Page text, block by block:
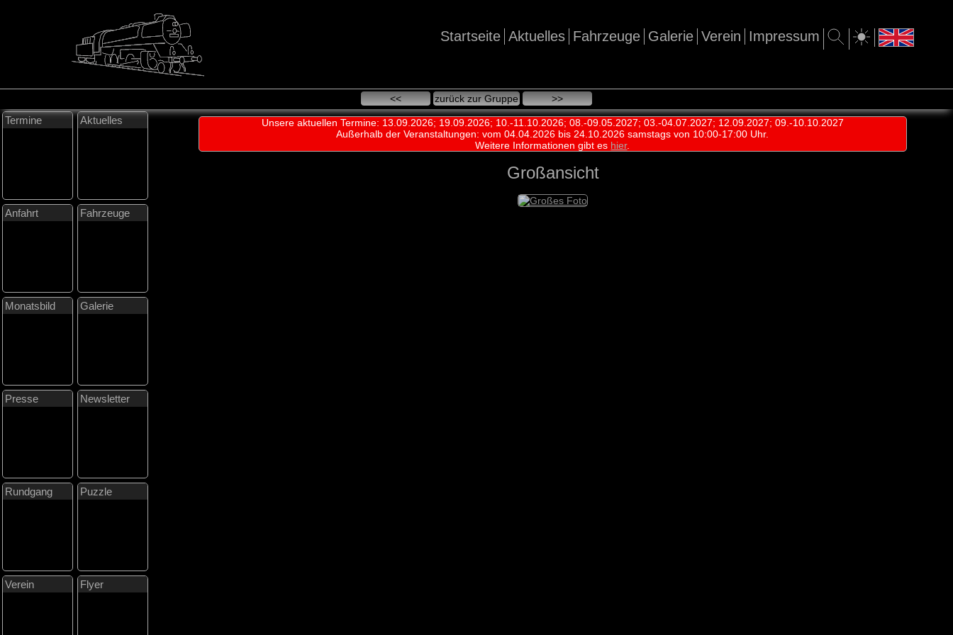
Impressum
Verein
Galerie
Fahrzeuge
Aktuelles
Startseite
<< zurück zur Gruppe >>
Termine Aktuelles
Anfahrt Fahrzeuge
Monatsbild Galerie
Presse Newsletter
Rundgang Puzzle
Verein Flyer
Unsere aktuellen Termine: 13.09.2026; 19.09.2026; 10.-11.10.2026; 08.-09.05.2027; 03.-04.07.2027; 12.09.2027; 09.-10.10.2027
Außerhalb der Veranstaltungen:vom 04.04.2026 bis 24.10.2026 samstags von 10:00-17:00 Uhr.
Weitere Informationen gibt es hier.
Großansicht